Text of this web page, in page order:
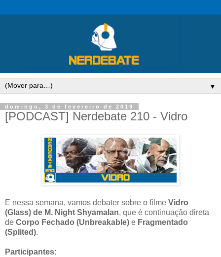
▼
domingo, 3 de fevereiro de 2019
[PODCAST] Nerdebate 210 - Vidro
E nessa semana, vamos debater sobre o filme Vidro
(Glass) de M. Night Shyamalan, que é continuação direta
de Corpo Fechado (Unbreakable) e Fragmentado
(Splited).
Participantes: